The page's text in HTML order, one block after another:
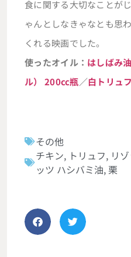
食に関する大切なことが
ゃんとしなきゃなとも思
くれる映画でした。
使ったオイル： はしばみ
ル） 200cc瓶／白トリュ
その他
チキン, トリュフ, リ
ッツ ハシバミ油, 栗